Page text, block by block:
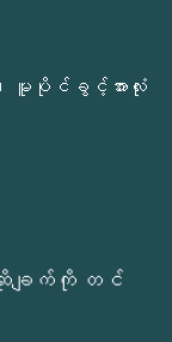
ပိုင်ခွင့်အားလုံး
ဆိုချက်ကို တင်